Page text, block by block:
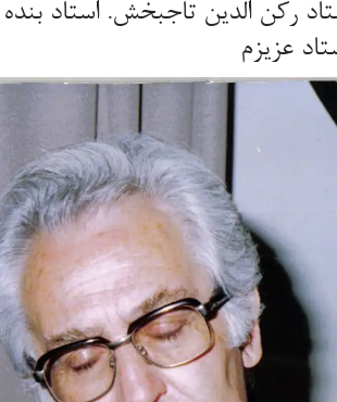
رکن الدین تاجبخش. استاد بنده
عزیزم